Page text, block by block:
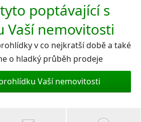
poptávající s
Vaší nemovitosti
v co nejkratší době a také
o hladký průběh prodeje
Vaší nemovitosti